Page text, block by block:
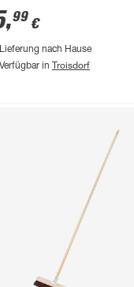
,99 €
Lieferung nach Hause
Verfügbar in Troisdorf